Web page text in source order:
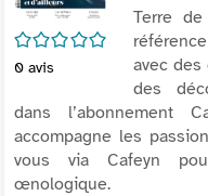
/5
0 avis
Terre
avec
des
dans l’abonnement
accompagne les
vous via Cafeyn
œnologique.